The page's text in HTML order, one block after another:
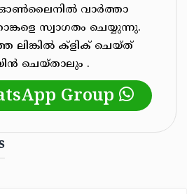
വാർത്താ
സ്വാഗതം ചെയ്യുന്നു.
ലിങ്കിൽ ക്ളിക് ചെയ്‌ത്‌
ചെയ്‌താലും .
Group